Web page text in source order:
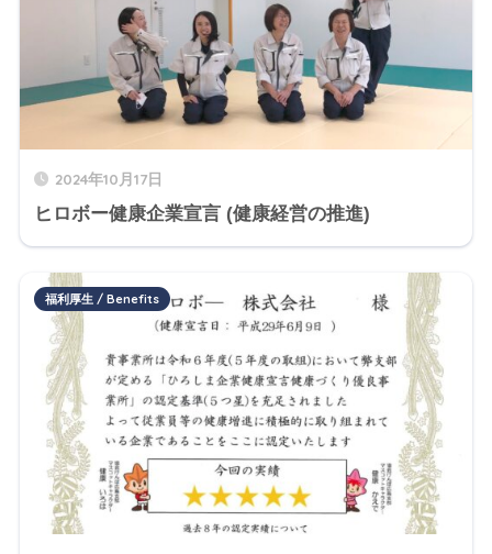
2024年10月17日
ヒロボー健康企業宣言 (健康経営の推進)
福利厚生 / Benefits